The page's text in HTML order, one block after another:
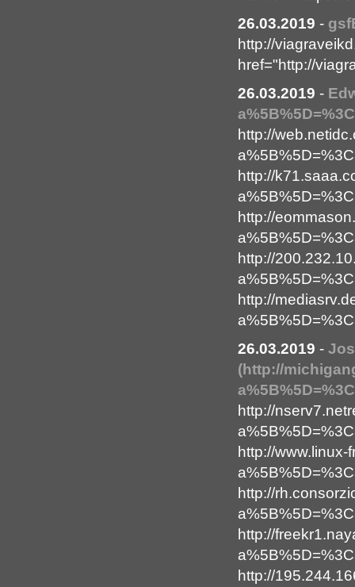
26.03.2019 -
http://
href="http://
26.03.2019 -
http://
http://
http://
http://
http://
26.03.2019 -
(http://
http://
http://
http://
http://
http://